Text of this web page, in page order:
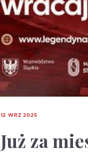
12 WRZ 2025
Już za